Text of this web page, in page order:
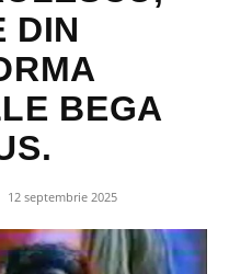
DIN
BEGA
12 septembrie 2025